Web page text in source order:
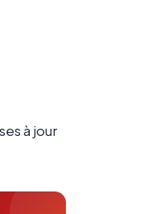
à jour